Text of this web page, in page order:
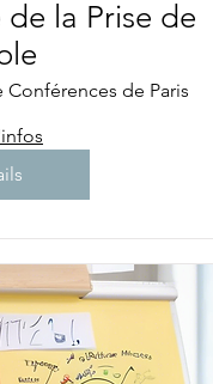
la Prise de
Conférences de Paris